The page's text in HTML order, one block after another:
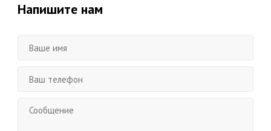
Напишите нам